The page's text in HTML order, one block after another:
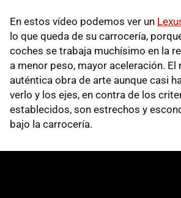
En estos vídeo podemos ver un
lo que queda de su carrocería,
coches se trabaja muchísimo en la
a menor peso, mayor aceleración. El
auténtica obra de arte aunque casi
verlo y los ejes, en contra de los
establecidos, son estrechos y
bajo la carrocería.